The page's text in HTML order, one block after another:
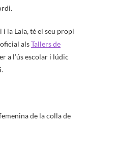
i la Laia, té el seu propi
alsTallers de
a l’ús escolar i lúdic
de la colla de